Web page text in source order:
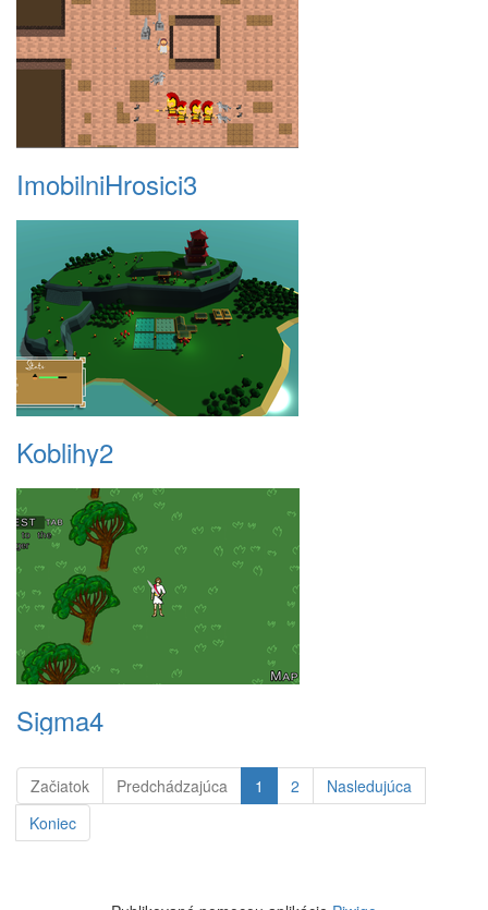
ImobilniHrosici3
Koblihy2
Sigma4
Začiatok Predchádzajúca 1 2
Nasledujúca
Koniec